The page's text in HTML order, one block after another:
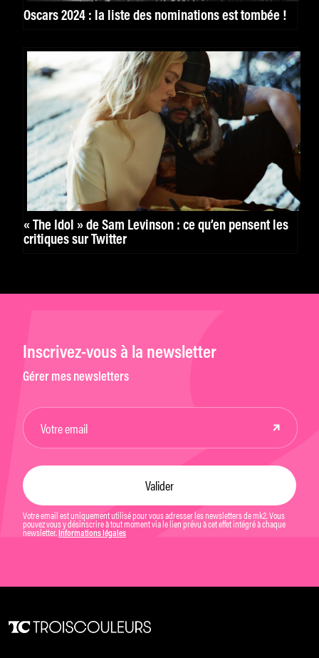
Oscars 2024 : la liste des nominations est tombée !
« The Idol » de Sam Levinson : ce qu’en pensent les
critiques sur Twitter
Inscrivez-vous à la newsletter
Gérer mes newsletters
Votre email est uniquement utilisé pour vous adresser les newsletters de mk2. Vous
pouvez vous y désinscrire à tout moment via le lien prévu à cet effet intégré à chaque
newsletter. Informations légales